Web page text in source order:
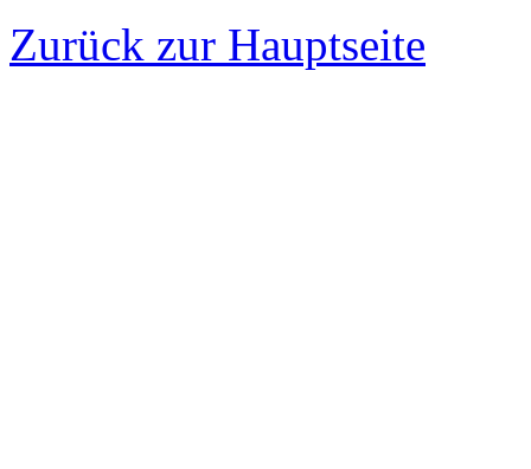
Zurück zur Hauptseite